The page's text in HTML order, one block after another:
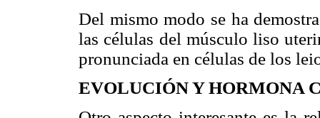
Del mismo modo se ha
las células del músculo liso
pronunciada en células de los
EVOLUCIÓN Y HORMONA